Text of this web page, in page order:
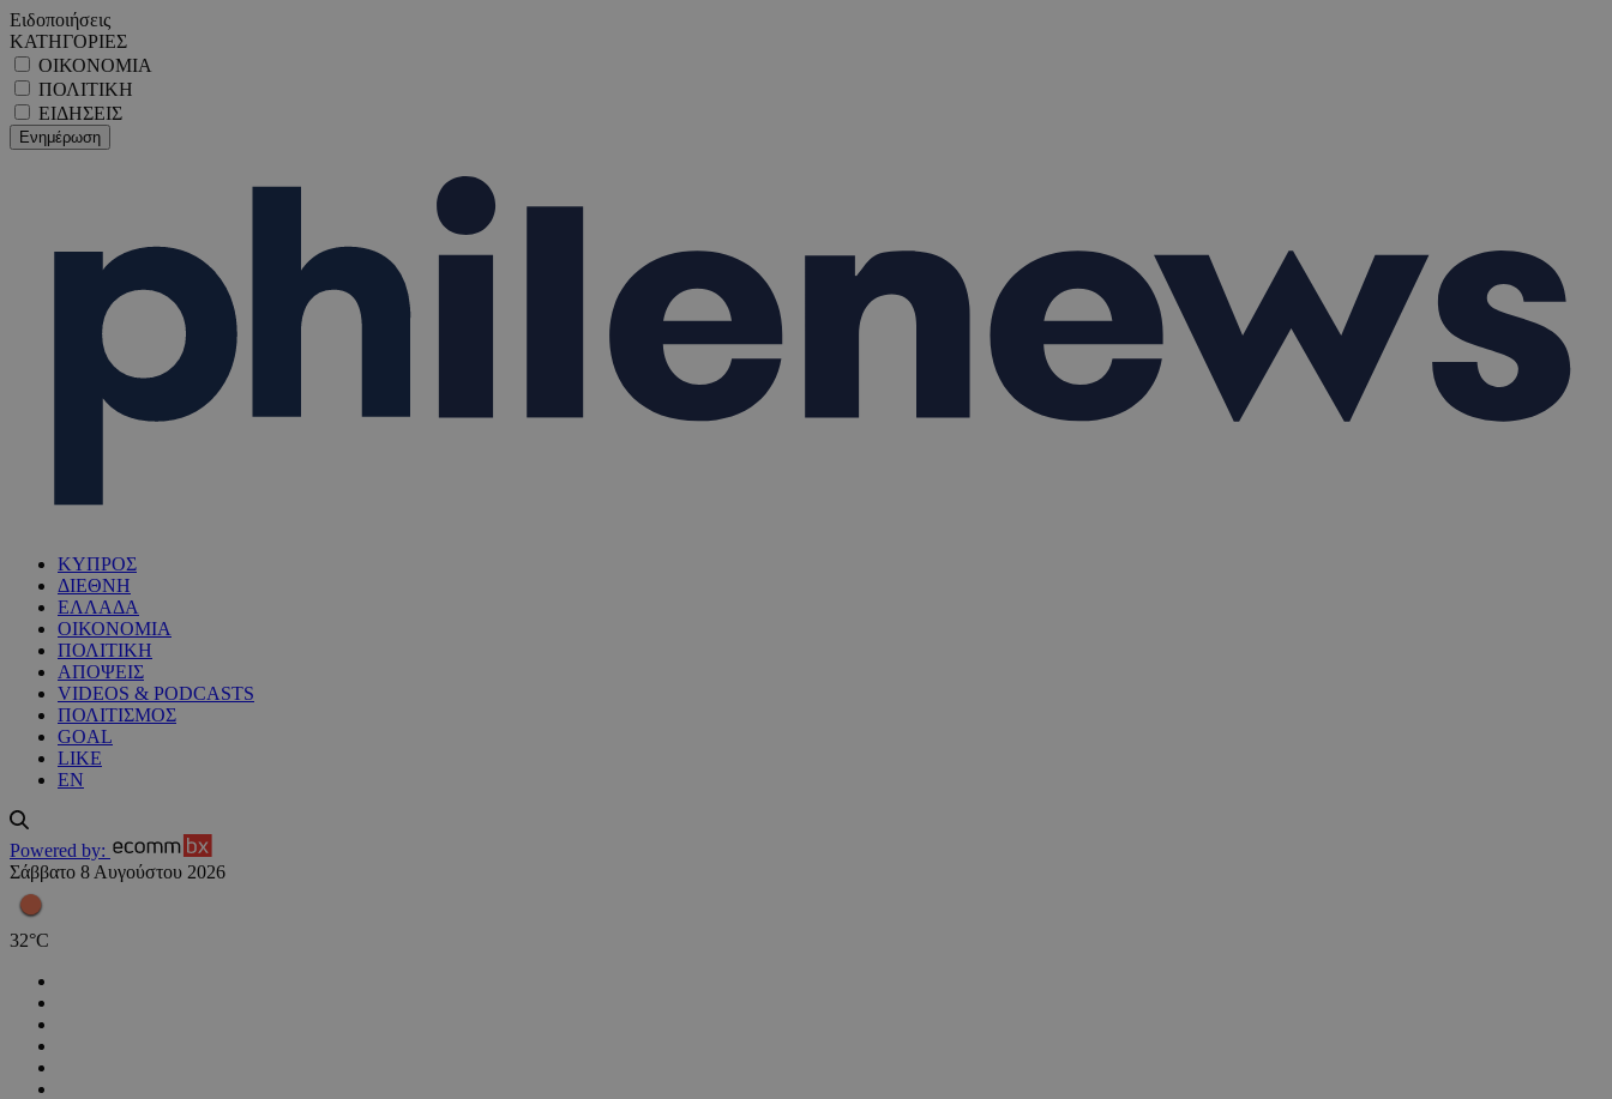
Ειδοποιήσεις
ΚΑΤΗΓΟΡΙΕΣ
ΟΙΚΟΝΟΜΙΑ
ΠΟΛΙΤΙΚΗ
ΕΙΔΗΣΕΙΣ
ΚΥΠΡΟΣ
ΔΙΕΘΝΗ
ΕΛΛΑΔΑ
ΟΙΚΟΝΟΜΙΑ
ΠΟΛΙΤΙΚΗ
ΑΠΟΨΕΙΣ
VIDEOS & PODCASTS
ΠΟΛΙΤΙΣΜΟΣ
GOAL
LIKE
EN
Powered by:
Σάββατο 8 Αυγούστου 2026
32°C